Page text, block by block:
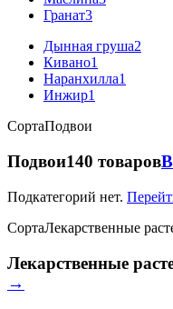
Гранат3
Дынная груша2
Кивано1
Наранхилла1
Инжир1
СортаПодвои
Подвои140 товаров
Подкатегорий нет.
СортаЛекарственные
Лекарственные
→